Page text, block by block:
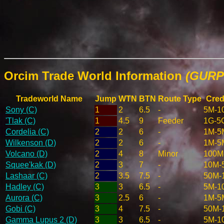
Orcim Trade World Information
Tradeworld Name Jump WTN BTN Route Type
Sony (C)
1 2 6.5 -
5M-
'Tlak (C)
1 4.5 9 Feeder
1G-
Cordelia (C)
2 2 6 -
1M-
Wilkenson (D)
2 2 6 -
1M-
Volcano (D)
2 4 8 Minor
Squee'kak (D)
2 3 7 -
10M-
Lashaar (C)
2 3.5 7.5 -
50M-
Hadley (C)
3 3 6.5 -
5M-
Aurora (C)
3 2.5 6 -
1M-
Gobi (C)
3 4 7.5 -
50M-
Gamma Lupus 2 (D)
3 3 6.5 - 5M-